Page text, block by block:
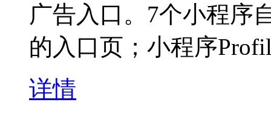
广告入口。7个小程序
的入口页；小程序
详情